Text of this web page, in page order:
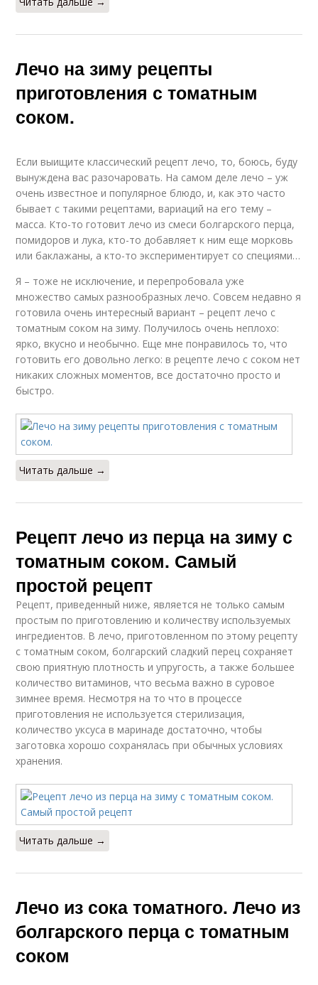
Лечо на зиму рецепты
приготовления с томатным
соком.
Если выищите классический рецепт лечо, то, боюсь, буду
вынуждена вас разочаровать. На самом деле лечо – уж
очень известное и популярное блюдо, и, как это часто
бывает с такими рецептами, вариаций на его тему –
масса. Кто-то готовит лечо из смеси болгарского перца,
помидоров и лука, кто-то добавляет к ним еще морковь
или баклажаны, а кто-то экспериментирует со специями…
Я – тоже не исключение, и перепробовала уже
множество самых разнообразных лечо. Совсем недавно я
готовила очень интересный вариант – рецепт лечо с
томатным соком на зиму. Получилось очень неплохо:
ярко, вкусно и необычно. Еще мне понравилось то, что
готовить его довольно легко: в рецепте лечо с соком нет
никаких сложных моментов, все достаточно просто и
быстро.
Читать дальше →
Рецепт лечо из перца на зиму с
томатным соком. Самый
простой рецепт
Рецепт, приведенный ниже, является не только самым
простым по приготовлению и количеству используемых
ингредиентов. В лечо, приготовленном по этому рецепту
с томатным соком, болгарский сладкий перец сохраняет
свою приятную плотность и упругость, а также большее
количество витаминов, что весьма важно в суровое
зимнее время. Несмотря на то что в процессе
приготовления не используется стерилизация,
количество уксуса в маринаде достаточно, чтобы
заготовка хорошо сохранялась при обычных условиях
хранения.
Читать дальше →
Лечо из сока томатного. Лечо из
болгарского перца с томатным
соком